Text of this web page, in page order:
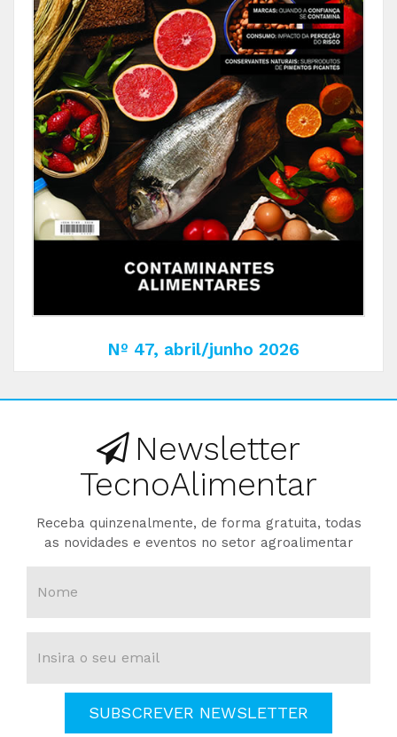
Nº 47, abril/junho 2026
Newsletter
TecnoAlimentar
Receba quinzenalmente, de forma gratuita, todas
as novidades e eventos no setor agroalimentar
SUBSCREVER NEWSLETTER